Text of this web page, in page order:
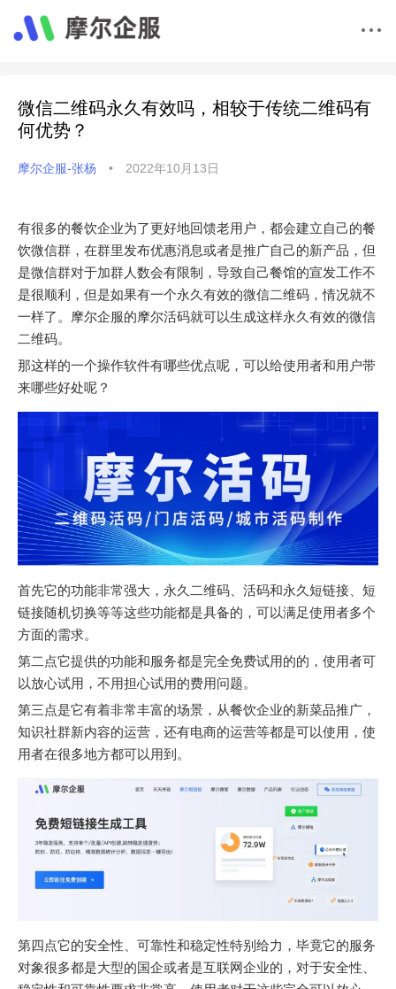
微信二维码永久有效吗，相较于传统二维码有
何优势？
摩尔企服-张杨 • 2022年10月13日
有很多的餐饮企业为了更好地回馈老用户，都会建立自己的餐
饮微信群，在群里发布优惠消息或者是推广自己的新产品，但
是微信群对于加群人数会有限制，导致自己餐馆的宣发工作不
是很顺利，但是如果有一个永久有效的微信二维码，情况就不
一样了。摩尔企服的摩尔活码就可以生成这样永久有效的微信
二维码。
那这样的一个操作软件有哪些优点呢，可以给使用者和用户带
来哪些好处呢？
首先它的功能非常强大，永久二维码、活码和永久短链接、短
链接随机切换等等这些功能都是具备的，可以满足使用者多个
方面的需求。
第二点它提供的功能和服务都是完全免费试用的的，使用者可
以放心试用，不用担心试用的费用问题。
第三点是它有着非常丰富的场景，从餐饮企业的新菜品推广，
知识社群新内容的运营，还有电商的运营等都是可以使用，使
用者在很多地方都可以用到。
第四点它的安全性、可靠性和稳定性特别给力，毕竟它的服务
对象很多都是大型的国企或者是互联网企业的，对于安全性、